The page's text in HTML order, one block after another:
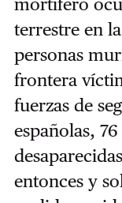
mortífero
terrestre en
personas
frontera
fuerzas de
españolas,
entonces y